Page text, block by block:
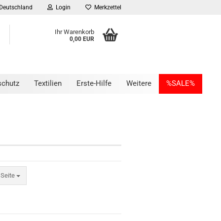
Deutschland Login Merkzettel
Ihr Warenkorb
0,00 EUR
Textilien Erste-Hilfe %SALE%
Weitere